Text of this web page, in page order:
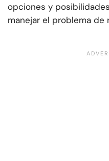
opciones y
manejar el problema de